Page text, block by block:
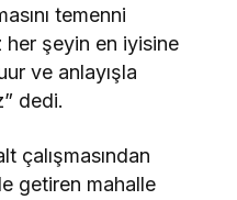
temenni
şeyin en iyisine
ve anlayışla
dedi.
çalışmasından
getiren mahalle